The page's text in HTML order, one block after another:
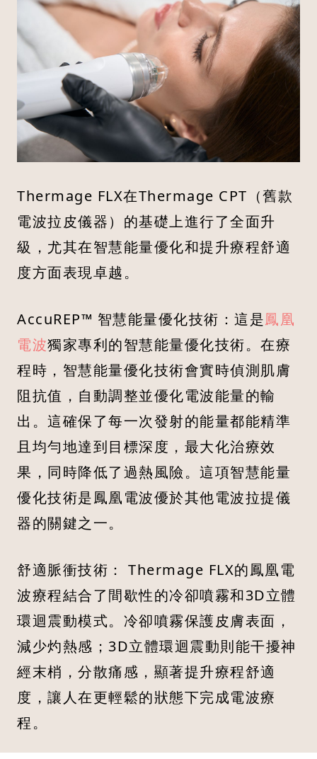
Thermage FLX在Thermage CPT（舊款
電波拉皮儀器）的基礎上進行了全面升
級，尤其在智慧能量優化和提升療程舒適
度方面表現卓越。
AccuREP™ 智慧能量優化技術：這是鳳凰
電波獨家專利的智慧能量優化技術。在療
程時，智慧能量優化技術會實時偵測肌膚
阻抗值，自動調整並優化電波能量的輸
出。這確保了每一次發射的能量都能精準
且均勻地達到目標深度，最大化治療效
果，同時降低了過熱風險。這項智慧能量
優化技術是鳳凰電波優於其他電波拉提儀
器的關鍵之一。
舒適脈衝技術： Thermage FLX的鳳凰電
波療程結合了間歇性的冷卻噴霧和3D立體
環迴震動模式。冷卻噴霧保護皮膚表面，
減少灼熱感；3D立體環迴震動則能干擾神
經末梢，分散痛感，顯著提升療程舒適
度，讓人在更輕鬆的狀態下完成電波療
程。